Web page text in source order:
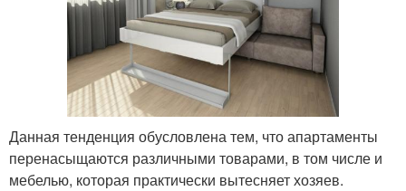
Данная тенденция обусловлена тем, что апартаменты
перенасыщаются различными товарами, в том числе и
мебелью, которая практически вытесняет хозяев.